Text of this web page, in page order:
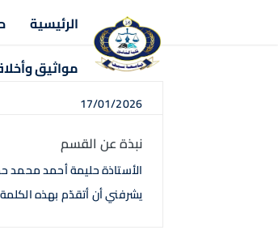
الرئيسية
مواثيق
17/01/2026
نبذة عن القسم
الأستاذة حليمة أحمد محمد
يشرفني أن أتقدّم بهذه